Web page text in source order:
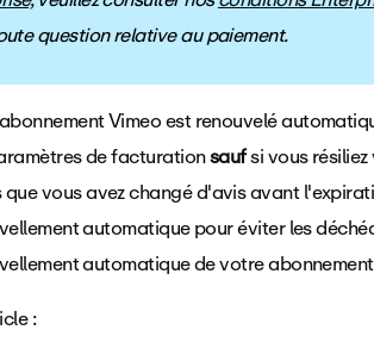
question relative au paiement.
Vimeo est renouvelé
de facturationsaufsi vous
vous avez changé d'avis avant
automatique pour éviter les
automatique de votre
: